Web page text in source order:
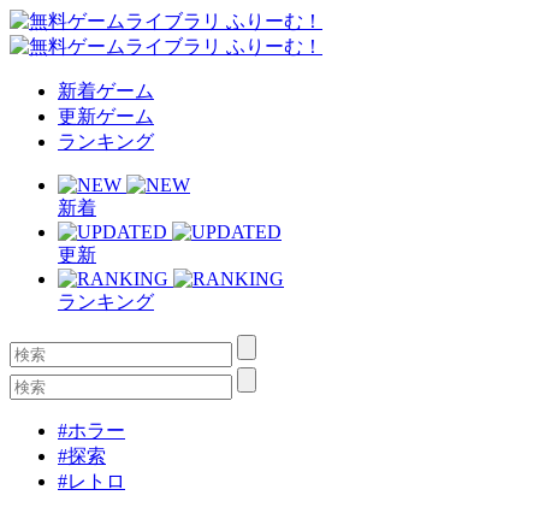
新着ゲーム
更新ゲーム
ランキング
新着
更新
ランキング
#ホラー
#探索
#レトロ